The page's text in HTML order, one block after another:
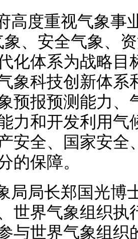
高度重视气象事
象、安全气象、
化体系为战略目
象科技创新体系
预报预测能力
力和开发利用气
安全、国家安
的保障。
局局长郑国光博
世界气象组织执
与世界气象组织